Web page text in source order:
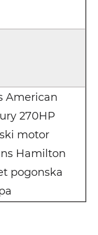
American
270HP
motor
Hamilton
pogonska